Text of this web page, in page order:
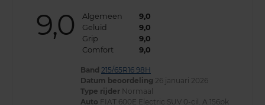
9,0 Algemeen
9,0
Geluid
9,0
Grip
9,0
Comfort
9,0
Band 215/65R16 98H
Datum beoordeling 26 januari 2026
Type rijder Normaal
Auto FIAT 600E Electric SUV 0-cil. A 156pk